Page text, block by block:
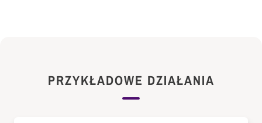
PRZYKŁADOWE DZIAŁANIA